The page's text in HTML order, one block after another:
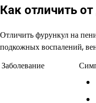
Как отличить
Отличить фурункул на
подкожных воспалений,
Заболевание